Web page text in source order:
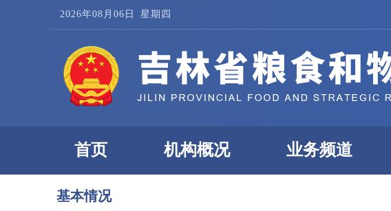
2026年08月06日 星期四
首页 机构概况 业务频道
基本情况